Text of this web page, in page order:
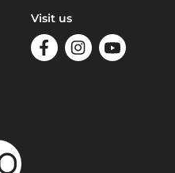
Visit us